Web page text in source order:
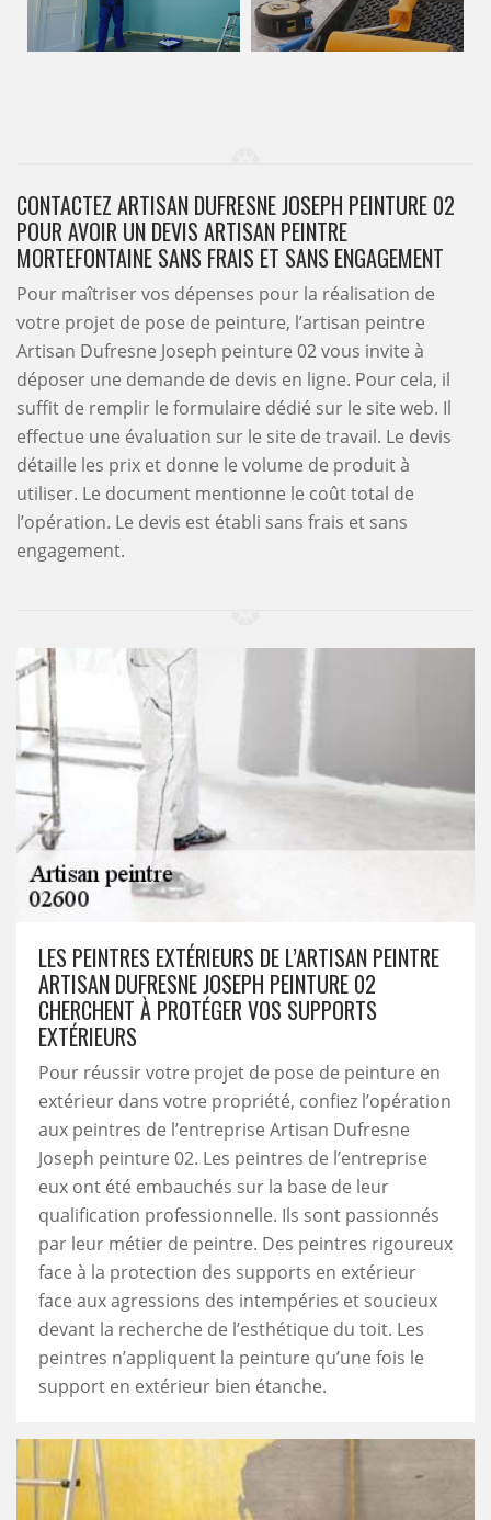
CONTACTEZ ARTISAN DUFRESNE JOSEPH PEINTURE 02
POUR AVOIR UN DEVIS ARTISAN PEINTRE
MORTEFONTAINE SANS FRAIS ET SANS ENGAGEMENT
Pour maîtriser vos dépenses pour la réalisation de
votre projet de pose de peinture, l’artisan peintre
Artisan Dufresne Joseph peinture 02 vous invite à
déposer une demande de devis en ligne. Pour cela, il
suffit de remplir le formulaire dédié sur le site web. Il
effectue une évaluation sur le site de travail. Le devis
détaille les prix et donne le volume de produit à
utiliser. Le document mentionne le coût total de
l’opération. Le devis est établi sans frais et sans
engagement.
LES PEINTRES EXTÉRIEURS DE L’ARTISAN PEINTRE
ARTISAN DUFRESNE JOSEPH PEINTURE 02
CHERCHENT À PROTÉGER VOS SUPPORTS
EXTÉRIEURS
Pour réussir votre projet de pose de peinture en
extérieur dans votre propriété, confiez l’opération
aux peintres de l’entreprise Artisan Dufresne
Joseph peinture 02. Les peintres de l’entreprise
eux ont été embauchés sur la base de leur
qualification professionnelle. Ils sont passionnés
par leur métier de peintre. Des peintres rigoureux
face à la protection des supports en extérieur
face aux agressions des intempéries et soucieux
devant la recherche de l’esthétique du toit. Les
peintres n’appliquent la peinture qu’une fois le
support en extérieur bien étanche.